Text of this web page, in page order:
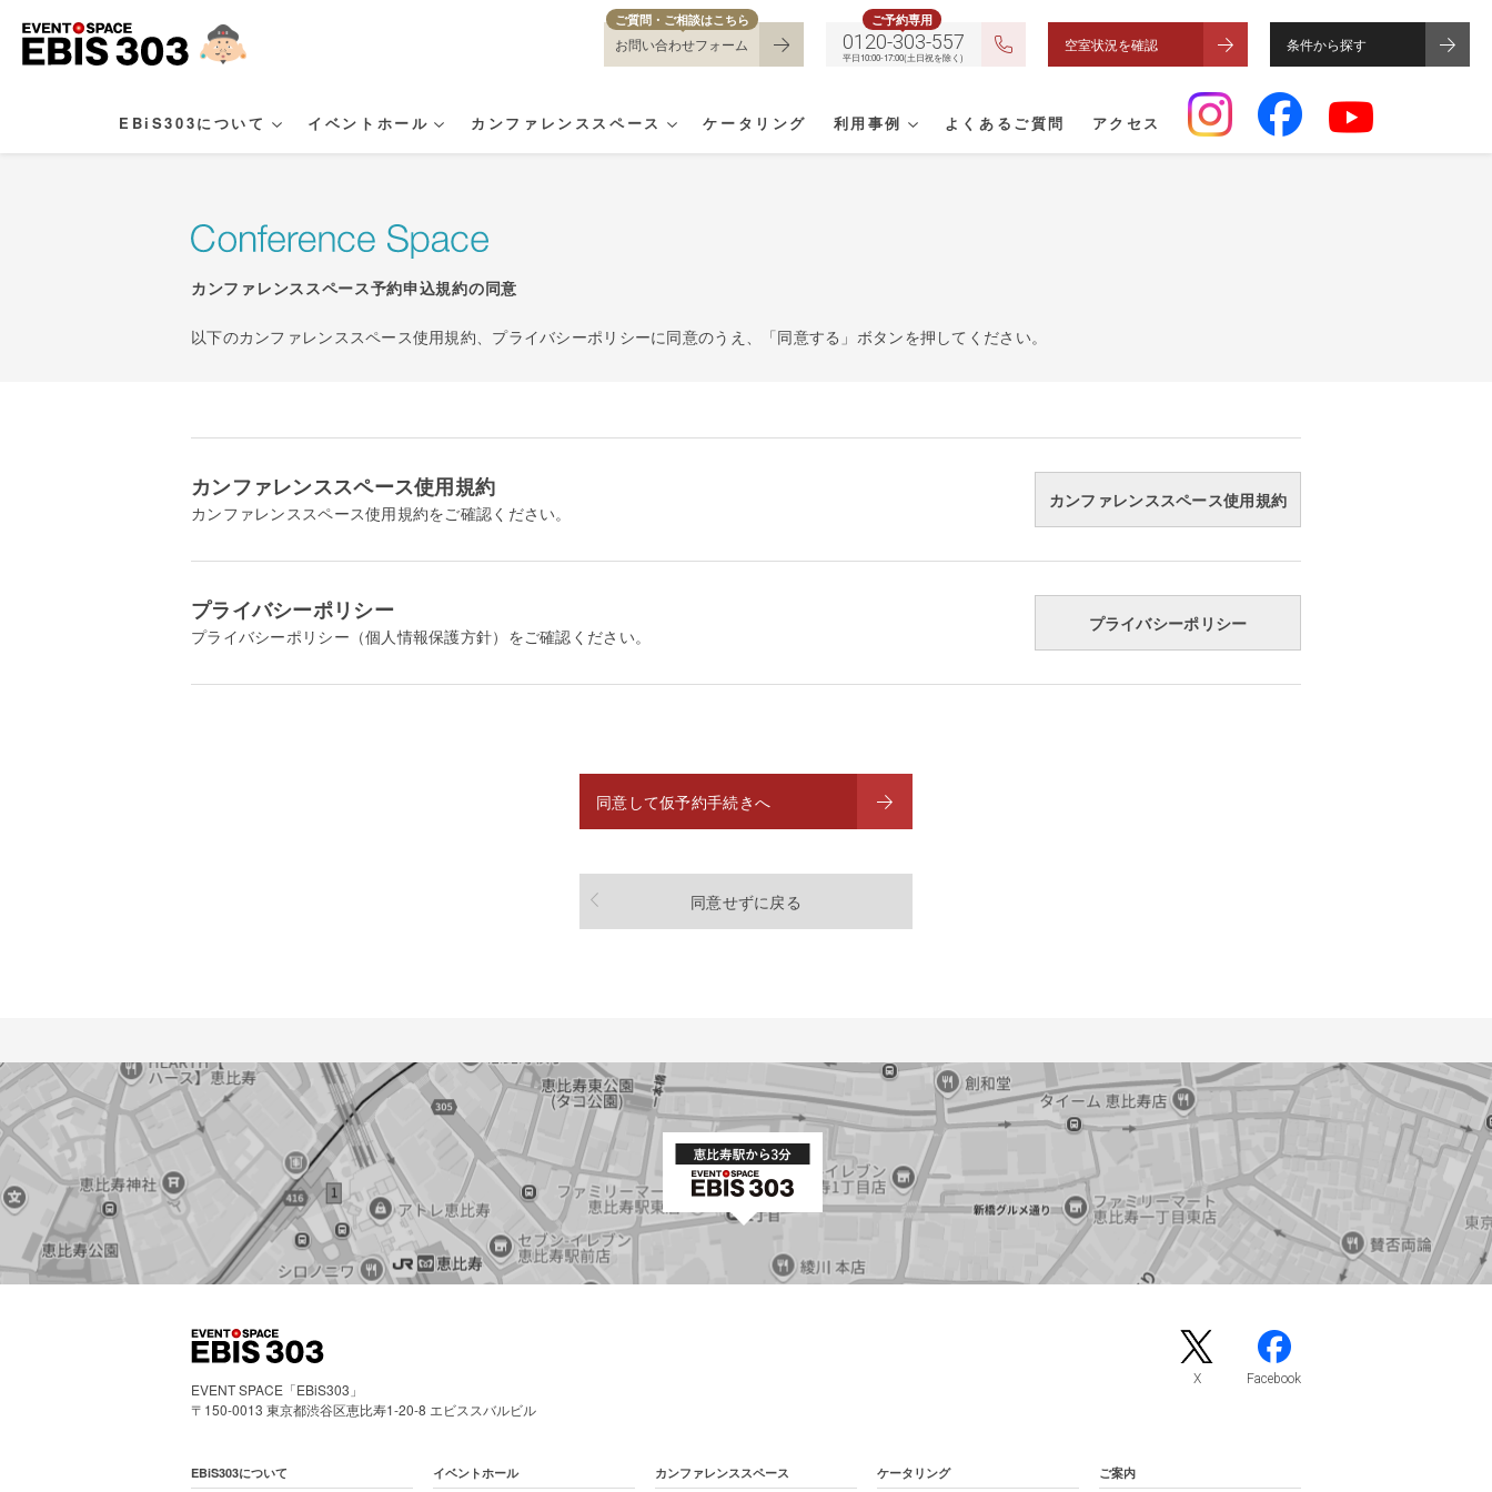
ご質問・ご相談はこちら
お問い合わせフォーム
ご予約専用
0120-303-557
平日10:00-17:00(土日祝を除く)
空室状況を確認 条件から探す
EBiS303について イベントホール カンファレンススペース ケータリング 利用事例 よくあるご質問 アクセス
カンファレンススペース予約申込規約の同意
以下のカンファレンススペース使用規約、プライバシーポリシーに同意のうえ、「同意する」ボタンを押してください。
カンファレンススペース使用規約
カンファレンススペース使用規約をご確認ください。
カンファレンススペース使用規約
プライバシーポリシー
プライバシーポリシー（個人情報保護方針）をご確認ください。
プライバシーポリシー
同意して仮予約手続きへ
同意せずに戻る
EVENT SPACE「EBiS303」
〒150-0013 東京都渋谷区恵比寿1-20-8 エビススバルビル
X Facebook
EBiS303について イベントホール カンファレンススペース ケータリング ご案内